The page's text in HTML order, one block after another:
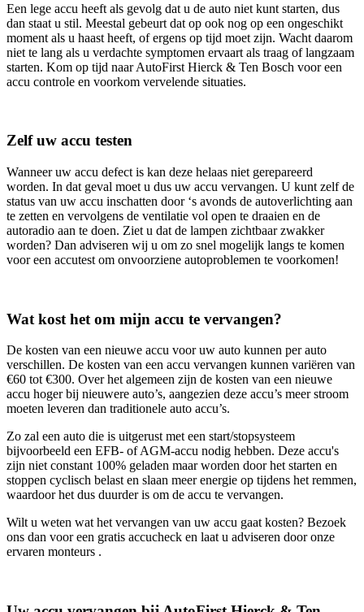
Een lege accu heeft als gevolg dat u de auto niet kunt starten, dus
dan staat u stil. Meestal gebeurt dat op ook nog op een ongeschikt
moment als u haast heeft, of ergens op tijd moet zijn. Wacht daarom
niet te lang als u verdachte symptomen ervaart als traag of langzaam
starten. Kom op tijd naar AutoFirst Hierck & Ten Bosch voor een
accu controle en voorkom vervelende situaties.
Zelf uw accu testen
Wanneer uw accu defect is kan deze helaas niet gerepareerd
worden. In dat geval moet u dus uw accu vervangen. U kunt zelf de
status van uw accu inschatten door ‘s avonds de autoverlichting aan
te zetten en vervolgens de ventilatie vol open te draaien en de
autoradio aan te doen. Ziet u dat de lampen zichtbaar zwakker
worden? Dan adviseren wij u om zo snel mogelijk langs te komen
voor een accutest om onvoorziene autoproblemen te voorkomen!
Wat kost het om mijn accu te vervangen?
De kosten van een nieuwe accu voor uw auto kunnen per auto
verschillen. De kosten van een accu vervangen kunnen variëren van
€60 tot €300. Over het algemeen zijn de kosten van een nieuwe
accu hoger bij nieuwere auto’s, aangezien deze accu’s meer stroom
moeten leveren dan traditionele auto accu’s.
Zo zal een auto die is uitgerust met een start/stopsysteem
bijvoorbeeld een EFB- of AGM-accu nodig hebben. Deze accu's
zijn niet constant 100% geladen maar worden door het starten en
stoppen cyclisch belast en slaan meer energie op tijdens het remmen,
waardoor het dus duurder is om de accu te vervangen.
Wilt u weten wat het vervangen van uw accu gaat kosten? Bezoek
ons dan voor een gratis accucheck en laat u adviseren door onze
ervaren monteurs .